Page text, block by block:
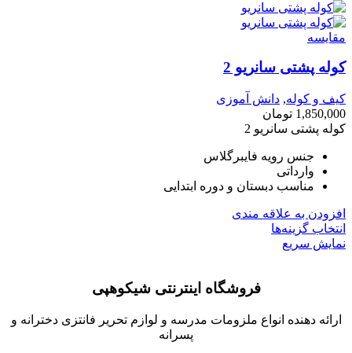
مقايسه
کوله پشتی سانریو 2
کیف و کوله, دانش آموزی
1,850,000 تومان
کوله پشتی سانریو 2
جنس رویه فایبرگلاس
وارداتی
مناسب دبستان و دوره ابتدایی
افزودن به علاقه مندی
انتخاب گزینه‌ها
نمایش سریع
فروشگاه اینترنتی شیکوهپی
ارائه دهنده انواع ملزومات مدرسه و لوازم تحریر فانتزی دخترانه و
پسرانه